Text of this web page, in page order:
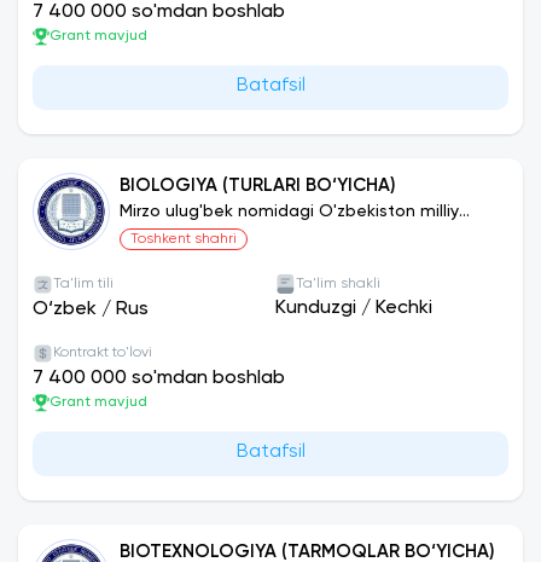
7 400 000 so'mdan boshlab
Grant mavjud
Batafsil
BIOLOGIYA (TURLARI BO‘YICHA)
Mirzo ulug'bek nomidagi O'zbekiston milliy
universiteti
Toshkent shahri
Ta'lim tili
O‘zbek / Rus
Ta'lim shakli
Kunduzgi / Kechki
Kontrakt to'lovi
7 400 000 so'mdan boshlab
Grant mavjud
Batafsil
BIOTEXNOLOGIYA (TARMOQLAR BO‘YICHA)